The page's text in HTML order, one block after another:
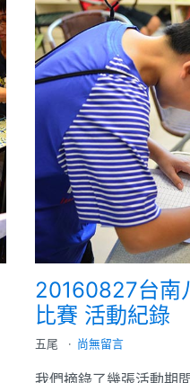
20160827台南
比賽 活動紀錄
五尾 尚無留言
我們摘錄了幾張活動期